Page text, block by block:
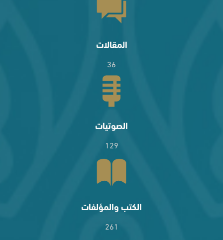
المقالات
36
الصوتيات
129
الكتب والمؤلفات
261